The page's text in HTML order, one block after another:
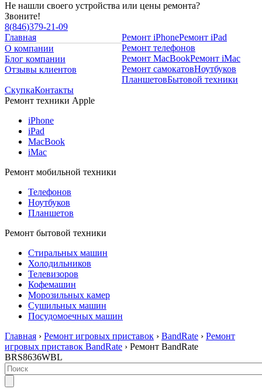
Не нашли своего устройства или цены ремонта?
Звоните!
8(846)379-21-09
Главная
О компании
Блог компании
Отзывы клиентов
Ремонт iPhoneРемонт iPad
Ремонт телефонов
Ремонт MacBookРемонт iMac
Ремонт самокатовНоутбуков
ПланшетовБытовой техники
СкупкаКонтакты
Ремонт техники Apple
iPhone
iPad
MacBook
iMac
Ремонт мобильной техники
Телефонов
Ноутбуков
Планшетов
Ремонт бытовой техники
Стиральных машин
Холодильников
Телевизоров
Кофемашин
Морозильных камер
Сушильных машин
Посудомоечных машин
Главная › Ремонт игровых приставок › BandRate › Ремонт
игровых приставок BandRate › Ремонт BandRate
BRS8636WBL